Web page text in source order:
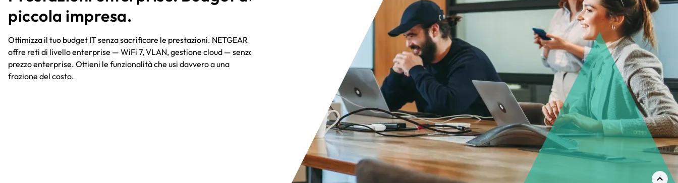
piccola impresa.​
Ottimizza il tuo budget IT senza sacrificare le prestazioni. NETGEAR
offre reti di livello enterprise — WiFi 7, VLAN, gestione cloud — senza il
prezzo enterprise. Ottieni le funzionalità che usi davvero a una
frazione del costo.​